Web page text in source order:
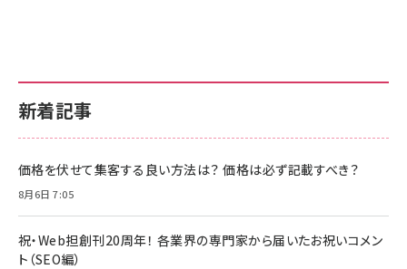
新着記事
価格を伏せて集客する良い方法は？ 価格は必ず記載すべき？
8月6日 7:05
祝・Web担創刊20周年！ 各業界の専門家から届いたお祝いコメン
ト（SEO編）